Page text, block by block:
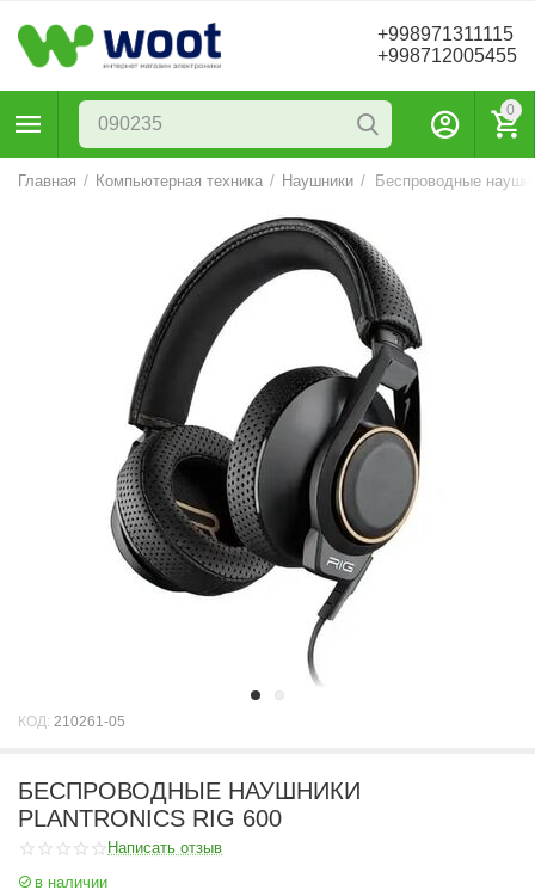
+998971311115
+998712005455
0
Главная / Компьютерная техника / Наушники / Беспроводные
КОД: 210261-05
БЕСПРОВОДНЫЕ НАУШНИКИ
PLANTRONICS RIG 600
Написать отзыв
в наличии